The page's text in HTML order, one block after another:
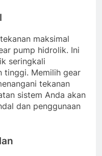
maksimal
pump hidrolik. Ini
seringkali
tinggi. Memilih gear
tekanan
sistem Anda akan
dan penggunaan